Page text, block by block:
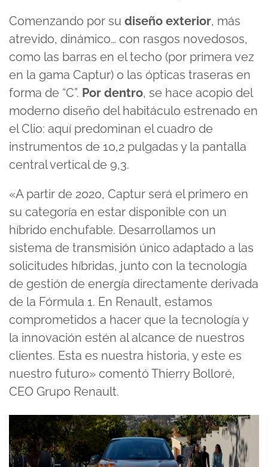
Comenzando por su diseño exterior, más
atrevido, dinámico… con rasgos novedosos,
como las barras en el techo (por primera vez
en la gama Captur) o las ópticas traseras en
forma de “C”. Por dentro, se hace acopio del
moderno diseño del habitáculo estrenado en
el Clio: aquí predominan el cuadro de
instrumentos de 10,2 pulgadas y la pantalla
central vertical de 9,3.
«A partir de 2020, Captur será el primero en
su categoría en estar disponible con un
híbrido enchufable. Desarrollamos un
sistema de transmisión único adaptado a las
solicitudes híbridas, junto con la tecnología
de gestión de energía directamente derivada
de la Fórmula 1. En Renault, estamos
comprometidos a hacer que la tecnología y
la innovación estén al alcance de nuestros
clientes. Esta es nuestra historia, y este es
nuestro futuro» comentó Thierry Bolloré,
CEO Grupo Renault.